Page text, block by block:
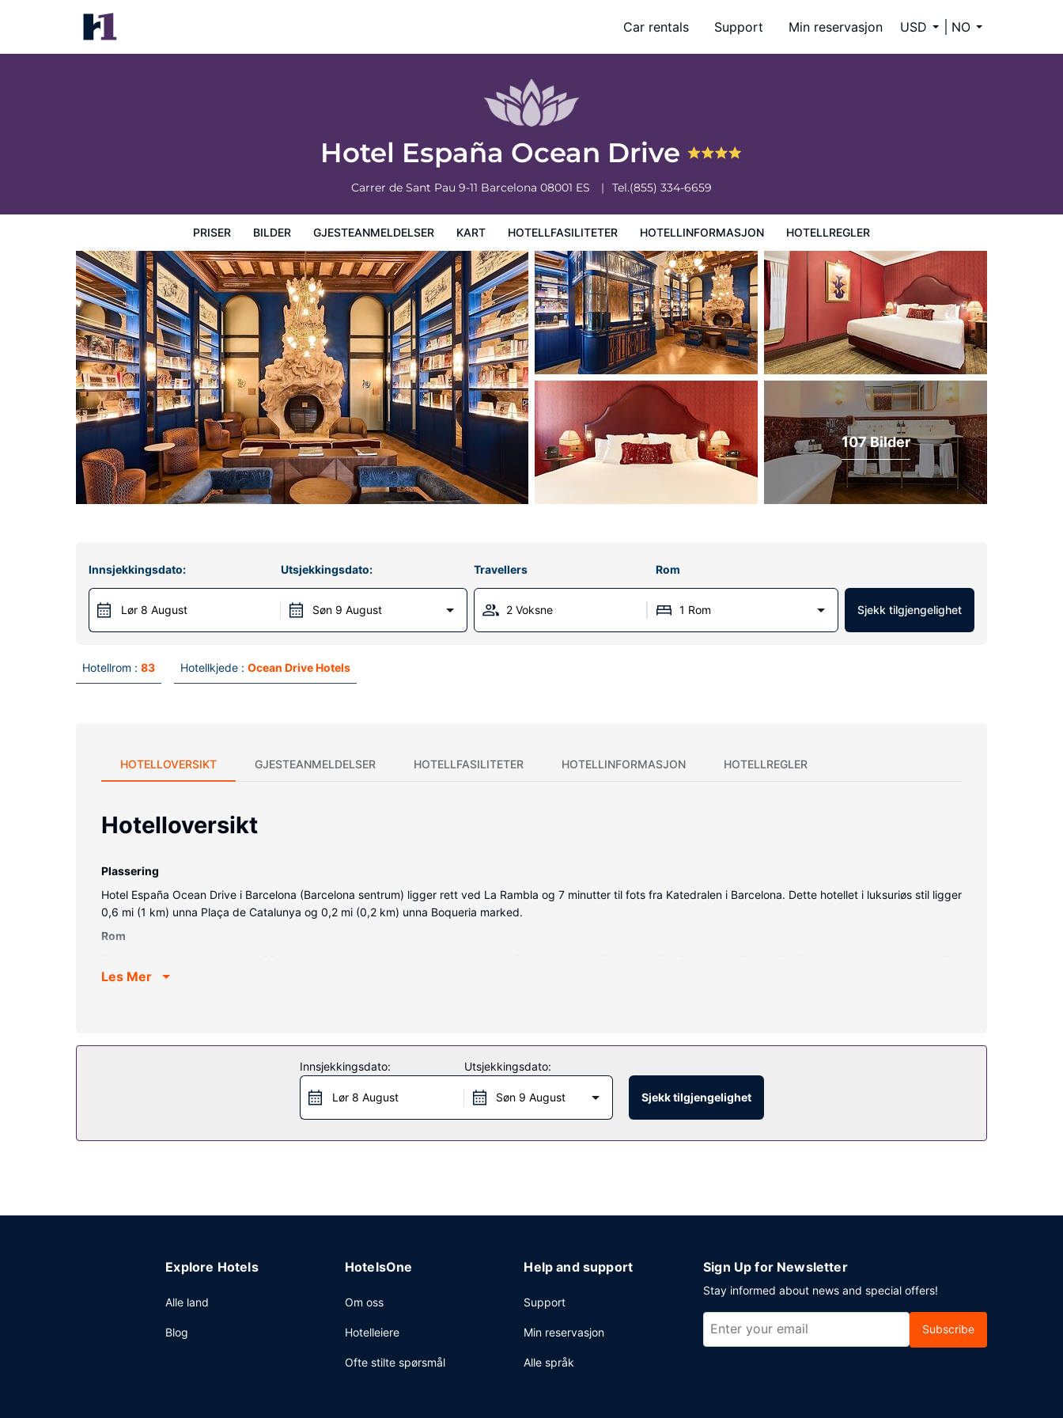
Car rentals Support Min reservasjon USD NO
Hotel España Ocean Drive
Carrer de Sant Pau 9-11 Barcelona 08001 ES Tel.(855) 334-6659
PRISER BILDER GJESTEANMELDELSER KART HOTELLFASILITETER HOTELLINFORMASJON HOTELLREGLER
Hotel España Ocean Drive
Priser
107 Bilder
Innsjekkingsdato:
Lør 8 August
Utsjekkingsdato:
Søn 9 August
Travellers Rom
2 Voksne 1 Rom Sjekk tilgjengelighet
Hotellrom : 83 Hotellkjede : Ocean Drive Hotels
HOTELLOVERSIKT GJESTEANMELDELSER HOTELLFASILITETER HOTELLINFORMASJON HOTELLREGLER
Hotelloversikt
Plassering
Hotel España Ocean Drive i Barcelona (Barcelona sentrum) ligger rett ved La Rambla og 7 minutter til fots fra Katedralen i Barcelona. Dette hotellet i luksuriøs stil ligger
0,6 mi (1 km) unna Plaça de Catalunya og 0,2 mi (0,2 km) unna Boqueria marked.
Rom
kan holde deg oppdatert med wi-fi (inkludert) på rommet. Rommene har privat bad med dusj, toalettartikler (inkludert) og hårføner.
Ta deg et måltid på Fonda España eller bli på rommet og benytt deg av dette hotellets romservice (på fastsatte tidspunkter). Slapp av om kvelden med noe å drikke i
baren/loungen eller bassengbaren. Frokostbuffé tilbys daglig fra kl. 07.30 til kl. 10.30 mot et tillegg.
Les Mer
Innsjekkingsdato:
Lør 8 August
Utsjekkingsdato:
Søn 9 August Sjekk tilgjengelighet
Explore Hotels
Alle land
Blog
HotelsOne
Om oss
Hotelleiere
Ofte stilte spørsmål
Help and support
Support
Min reservasjon
Alle språk
Sign Up for Newsletter
Stay informed about news and special offers!
Subscribe